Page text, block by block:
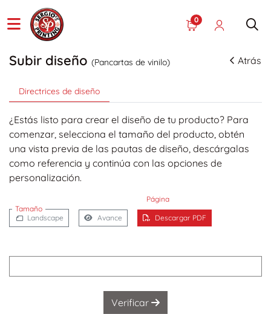
0
Subir diseño (Pancartas de vinilo) Atrás
Directrices de diseño
¿Estás listo para crear el diseño de tu producto? Para
comenzar, selecciona el tamaño del producto, obtén
una vista previa de las pautas de diseño, descárgalas
como referencia y continúa con las opciones de
personalización.
Tamaño
Página
Landscape Avance Descargar PDF
Verificar